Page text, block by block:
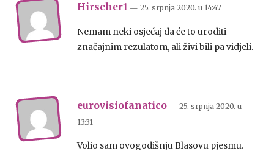
Hirscher1 — 25. srpnja 2020. u 14:47
Nemam neki osjećaj da će to uroditi
značajnim rezulatom, ali živi bili pa vidjeli.
eurovisiofanatico — 25. srpnja 2020. u
13:31
Volio sam ovogodišnju Blasovu pjesmu.